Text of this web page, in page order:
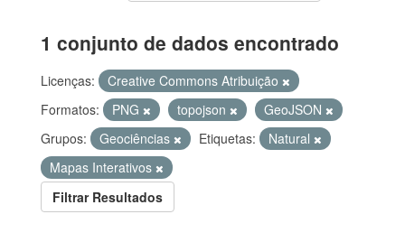
1 conjunto de dados encontrado
Licenças:
Creative Commons Atribuição
Formatos:
PNG topojson
GeoJSON
Grupos:
Geociências Etiquetas:
Natural
Mapas Interativos
Filtrar Resultados